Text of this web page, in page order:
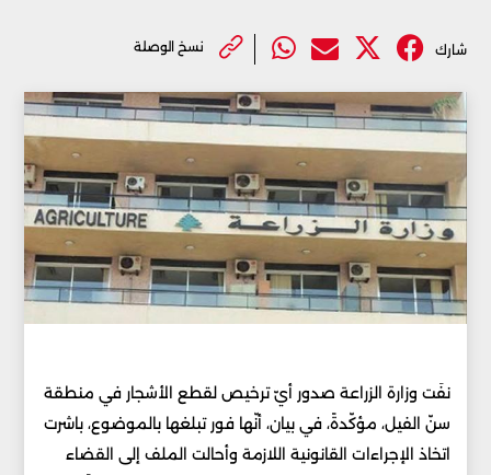
شارك نسخ الوصلة
نفَت وزارة الزراعة صدور أيّ ترخيص لقطع الأشجار في منطقة
سنّ الفيل، مؤكّدةً، في بيان، أنّها فور تبلغها بالموضوع، باشرت
اتخاذ الإجراءات القانونية اللازمة وأحالت الملف إلى القضاء